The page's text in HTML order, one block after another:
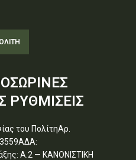
ΡΥΘΜΙΣΕΙΣ
του ΠολίτηΑρ.
Α.2 — ΚΑΝΟΝΙΣΤΙΚΗ